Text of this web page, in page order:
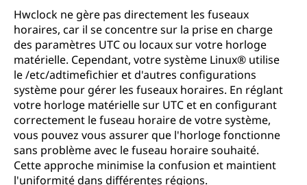
Hwclock ne gère pas directement les fuseaux
horaires, car il se concentre sur la prise en charge
des paramètres UTC ou locaux sur votre horloge
matérielle. Cependant, votre système Linux® utilise
le /etc/adtimefichier et d'autres configurations
système pour gérer les fuseaux horaires. En réglant
votre horloge matérielle sur UTC et en configurant
correctement le fuseau horaire de votre système,
vous pouvez vous assurer que l'horloge fonctionne
sans problème avec le fuseau horaire souhaité.
Cette approche minimise la confusion et maintient
l'uniformité dans différentes régions.